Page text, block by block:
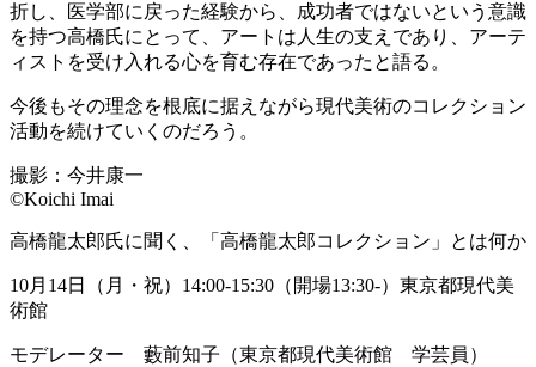
折し、医学部に戻った経験から、成功者ではないという意識
を持つ高橋氏にとって、アートは人生の支えであり、アーテ
ィストを受け入れる心を育む存在であったと語る。
今後もその理念を根底に据えながら現代美術のコレクション
活動を続けていくのだろう。
撮影：今井康一
©Koichi Imai
高橋龍太郎氏に聞く、「高橋龍太郎コレクション」とは何か
10月14日（月・祝）14:00-15:30（開場13:30-）東京都現代美
術館
モデレーター 藪前知子（東京都現代美術館 学芸員）